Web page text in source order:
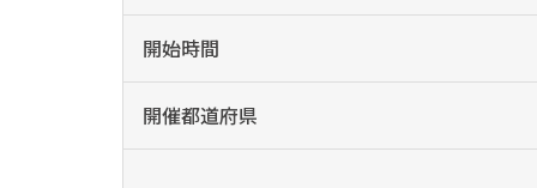
開始時間
開催都道府県